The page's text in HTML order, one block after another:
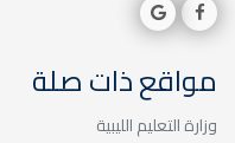
مواقع ذات صلة
وزارة التعليم الليبية